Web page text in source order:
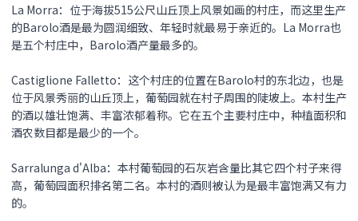
La Morra：位于海拔515公尺山丘顶上风景如画的村庄，而这里生产
的Barolo酒是最为圆润细致、年轻时就最易于亲近的。La Morra也
是五个村庄中，Barolo酒产量最多的。
Castiglione Falletto：这个村庄的位置在Barolo村的东北边，也是
位于风景秀丽的山丘顶上，葡萄园就在村子周围的陡坡上。本村生产
的酒以雄壮饱满、丰富浓郁着称。它在五个主要村庄中，种植面积和
酒农数目都是最少的一个。
Sarralunga d'Alba：本村葡萄园的石灰岩含量比其它四个村子来得
高，葡萄园面积排名第二名。本村的酒则被认为是最丰富饱满又有力
的。